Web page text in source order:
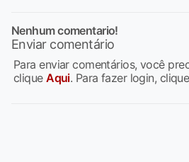
Nenhum comentario!
Enviar comentário
Para enviar comentários, você
cliqueAqui. Para fazer login, clique